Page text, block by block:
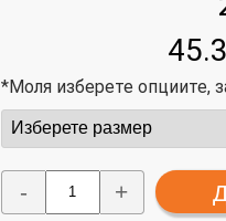
*Моля изберете опциите,
- +